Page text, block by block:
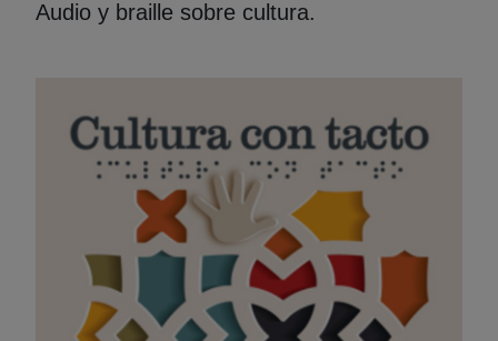
Audio y braille sobre cultura.